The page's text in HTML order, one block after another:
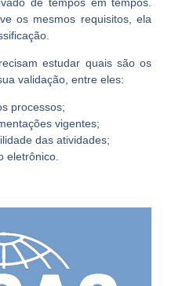
de tempos em tempos.
os mesmos requisitos, ela
estudar quais são os
validação, entre eles:
processos;
vigentes;
das atividades;
eletrônico.